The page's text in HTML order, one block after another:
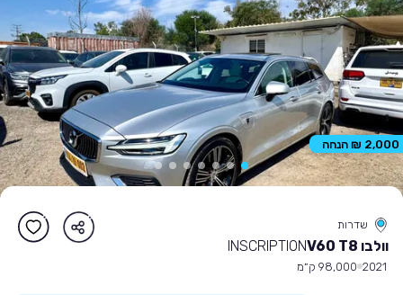
2,000 ₪ הנחה
שדרות
וולבו V60 T8 INSCRIPTION
2021 98,000 ק״מ